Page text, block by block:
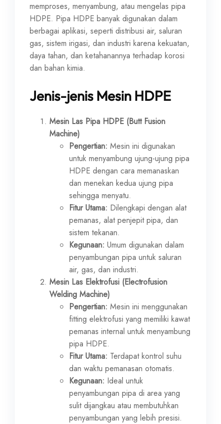
memproses, menyambung, atau mengelas pipa
HDPE. Pipa HDPE banyak digunakan dalam
berbagai aplikasi, seperti distribusi air, saluran
gas, sistem irigasi, dan industri karena kekuatan,
daya tahan, dan ketahanannya terhadap korosi
dan bahan kimia.
Jenis-jenis Mesin HDPE
Mesin Las Pipa HDPE (Butt Fusion
Machine)
Pengertian: Mesin ini digunakan
untuk menyambung ujung-ujung pipa
HDPE dengan cara memanaskan
dan menekan kedua ujung pipa
sehingga menyatu.
Fitur Utama: Dilengkapi dengan alat
pemanas, alat penjepit pipa, dan
sistem tekanan.
Kegunaan: Umum digunakan dalam
penyambungan pipa untuk saluran
air, gas, dan industri.
Mesin Las Elektrofusi (Electrofusion
Welding Machine)
Pengertian: Mesin ini menggunakan
fitting elektrofusi yang memiliki kawat
pemanas internal untuk menyambung
pipa HDPE.
Fitur Utama: Terdapat kontrol suhu
dan waktu pemanasan otomatis.
Kegunaan: Ideal untuk
penyambungan pipa di area yang
sulit dijangkau atau membutuhkan
penyambungan yang lebih presisi.